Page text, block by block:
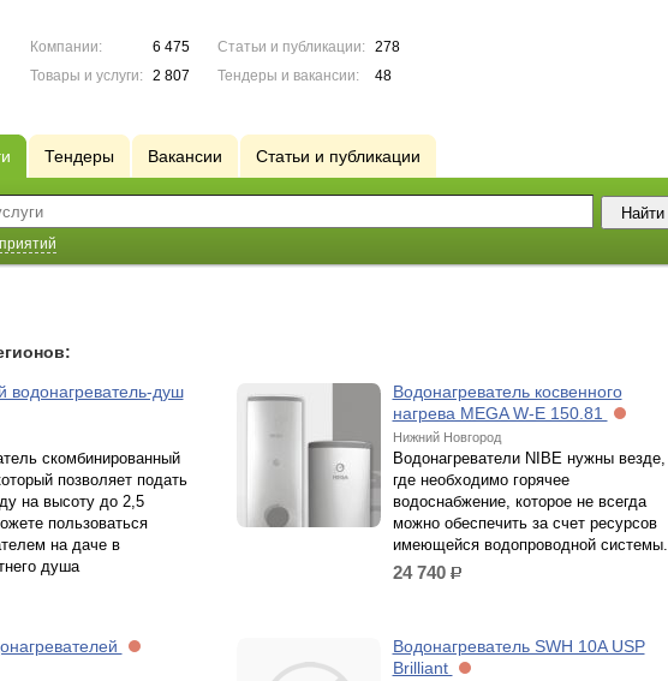
Компании:
6 475
Товары и услуги:
2 807
Статьи и публикации:
278
Тендеры и вакансии:
48
Тендеры Вакансии Статьи и публикации
водонагреватель-душ
скомбинированный
позволяет подать
на высоту до 2,5
пользоваться
на даче в
душа
Водонагреватель косвенного
нагрева MEGA W-E 150.81
Нижний Новгород
Водонагреватели NIBE нужны везде,
где необходимо горячее
водоснабжение, которое не всегда
можно обеспечить за счет ресурсов
имеющейся водопроводной системы.
24 740 р.
Водонагреватель SWH 10A USP
Brilliant